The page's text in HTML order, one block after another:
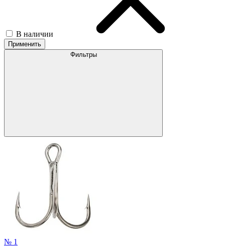
В наличии
Применить
Фильтры
№ 1